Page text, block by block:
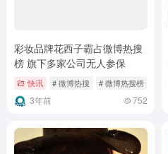
彩妆品牌花西子霸占微博热搜
榜 旗下多家公司无人参保
快讯 # 微博热搜 # 微博热搜榜
3年前 752